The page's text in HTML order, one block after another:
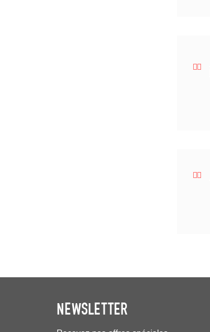
NEWSLETTER